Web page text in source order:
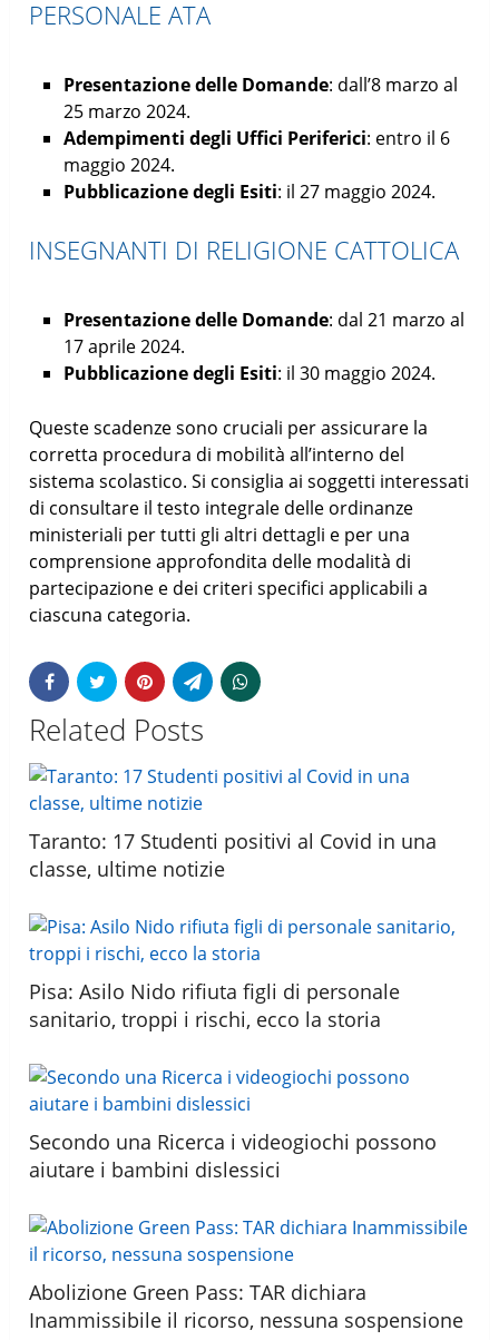
PERSONALE ATA
Presentazione delle Domande: dall’8 marzo al
25 marzo 2024.
Adempimenti degli Uffici Periferici: entro il 6
maggio 2024.
Pubblicazione degli Esiti: il 27 maggio 2024.
INSEGNANTI DI RELIGIONE CATTOLICA
Presentazione delle Domande: dal 21 marzo al
17 aprile 2024.
Pubblicazione degli Esiti: il 30 maggio 2024.
Queste scadenze sono cruciali per assicurare la
corretta procedura di mobilità all’interno del
sistema scolastico. Si consiglia ai soggetti interessati
di consultare il testo integrale delle ordinanze
ministeriali per tutti gli altri dettagli e per una
comprensione approfondita delle modalità di
partecipazione e dei criteri specifici applicabili a
ciascuna categoria.
Related Posts
Taranto: 17 Studenti positivi al Covid in una
classe, ultime notizie
Pisa: Asilo Nido rifiuta figli di personale
sanitario, troppi i rischi, ecco la storia
Secondo una Ricerca i videogiochi possono
aiutare i bambini dislessici
Abolizione Green Pass: TAR dichiara
Inammissibile il ricorso, nessuna sospensione